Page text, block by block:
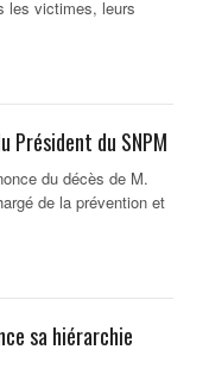
les victimes, leurs
Président du SNPM
du décès de M.
de la prévention et
sa hiérarchie